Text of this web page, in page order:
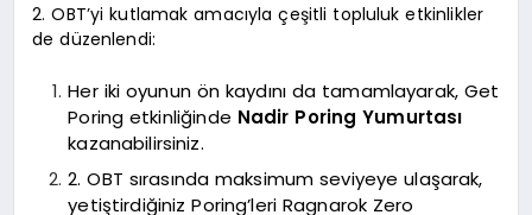
2. OBT’yi kutlamak amacıyla çeşitli topluluk etkinlikler
de düzenlendi:
Her iki oyunun ön kaydını da tamamlayarak, Get
Poring etkinliğinde Nadir Poring Yumurtası
kazanabilirsiniz.
2. OBT sırasında maksimum seviyeye ulaşarak,
yetiştirdiğiniz Poring’leri Ragnarok Zero